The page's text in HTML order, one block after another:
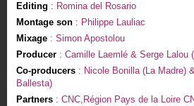
Editing : Romina del Rosario
Montage son: Philippe Lauliac
Mixage: Simon Apostolou
Producer: Camille Laemlé & Serge Lalou
Co-producers: Nicole Bonilla (La Madre)
Ballesta)
Partners: CNC,Région Pays de la Loire